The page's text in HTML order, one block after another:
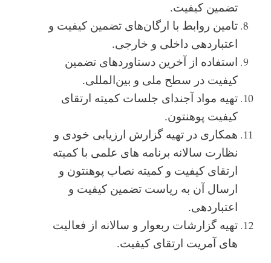
تضمین کیفیت.
تامین روابط با ارگان‌های تضمین کیفیت و
اعتباردهی داخلی و خارجی.
استفاده از آخرین دستاوردهای تضمین
کیفیت در سطح ملی و بین‌المللی.
تهیه مواد آجندای جلسات کمیته ارتقای
کیفیت پوهنتون.
همکاری در تهیه گزارش ارزیابی خودی و
نظارت سالانه برنامه های علمی با کمیته
ارتقای کیفیت و کمیته نصاب پوهنتون و
ارسال آن به ریاست تضمین کیفیت و
اعتباردهی.
تهیه گزارشات ربعوار و سالانه از فعالیت
های آمریت ارتقای کیفیت.